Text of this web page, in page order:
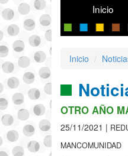
Inicio
Inicio
OTRO AÑO
25/11/2021 |
MANCOMUNIDAD